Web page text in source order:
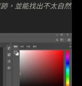
，並能找出不太自然